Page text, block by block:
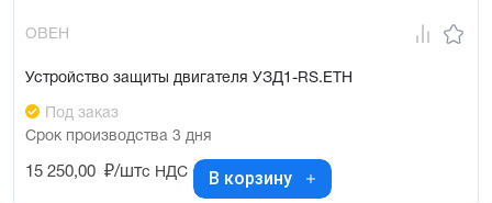
ОВЕН
Устройство защиты двигателя УЗД1-RS.ETH
Под заказ
Срок производства 3 дня
15 250,00 ₽/штс НДС В корзину